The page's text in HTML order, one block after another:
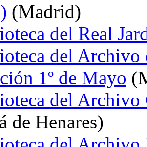
(Madrid)
del Real
del Archivo
1º de Mayo
del Archivo
de Henares)